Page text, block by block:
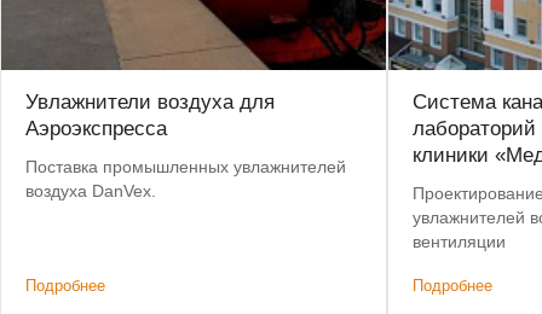
Увлажнители воздуха для
Аэроэкспресса
Поставка промышленных увлажнителей
воздуха DanVex.
Подробнее
Система
клиники
увлажнителей
вентиляции
Подробнее